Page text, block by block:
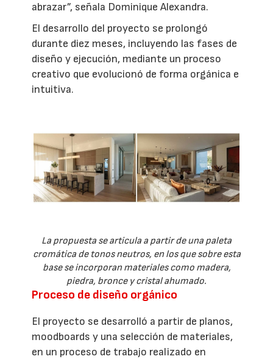
abrazar”, señala Dominique Alexandra.
El desarrollo del proyecto se prolongó
durante diez meses, incluyendo las fases de
diseño y ejecución, mediante un proceso
creativo que evolucionó de forma orgánica e
intuitiva.
La propuesta se articula a partir de una paleta
cromática de tonos neutros, en los que sobre esta
base se incorporan materiales como madera,
piedra, bronce y cristal ahumado.
Proceso de diseño orgánico
El proyecto se desarrolló a partir de planos,
moodboards y una selección de materiales,
en un proceso de trabajo realizado en